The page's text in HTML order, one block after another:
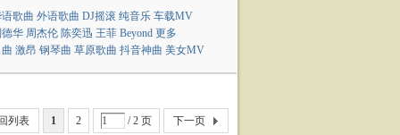
歌曲 外语歌曲 DJ摇滚 纯音乐 车载MV
华 周杰伦 陈奕迅 王菲 Beyond 更多
激昂 钢琴曲 草原歌曲 抖音神曲 美女MV
1 2 / 2 页 下一页
列表